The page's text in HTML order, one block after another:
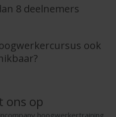
8 deelnemers
ook
ons op
hoogwerkertraining